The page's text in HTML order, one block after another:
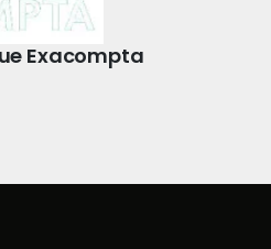
Exacompta